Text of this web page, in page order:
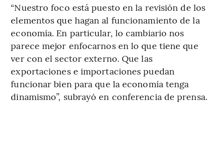
“Nuestro foco está puesto en la revisión de los
elementos que hagan al funcionamiento de la
economía. En particular, lo cambiario nos
parece mejor enfocarnos en lo que tiene que
ver con el sector externo. Que las
exportaciones e importaciones puedan
funcionar bien para que la economía tenga
dinamismo”, subrayó en conferencia de prensa.